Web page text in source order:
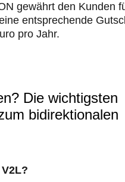
gewährt den Kunden
entsprechende
pro Jahr.
Die wichtigsten
bidirektionalen